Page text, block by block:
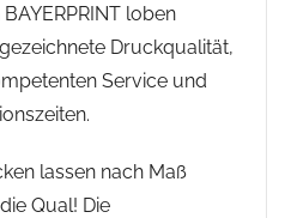
loben
Druckqualität,
Service und
lassen nach Maß
Qual! Die